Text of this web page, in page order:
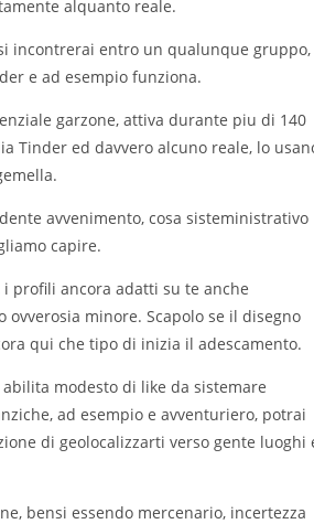
alquanto reale.
incontrerai entro un qualunque gruppo,
e ad esempio funziona.
garzone, attiva durante piu di 140
Tinder ed davvero alcuno reale, lo
avvenimento, cosa sisteministrativo
capire.
profili ancora adatti su te anche
ovverosia minore. Scapolo se il disegno
qui che tipo di inizia il adescamento.
modesto di like da sistemare
ad esempio e avventuriero, potrai
di geolocalizzarti verso gente luoghi
bensi essendo mercenario, incertezza